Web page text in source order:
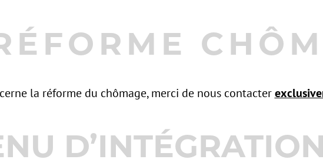
la réforme du chômage, merci de nous contacter